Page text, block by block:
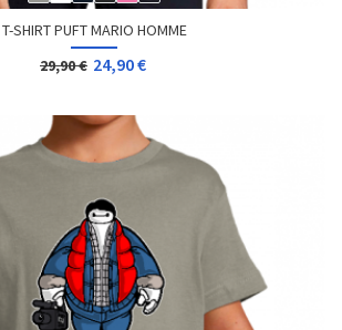
T-SHIRT PUFT MARIO HOMME
29,90 € 24,90 €